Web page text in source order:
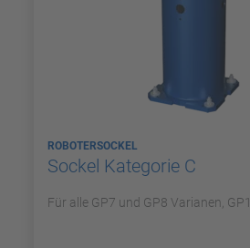
ROBOTERSOCKEL
Sockel Kategorie C
Für alle GP7 und GP8 Varianen,